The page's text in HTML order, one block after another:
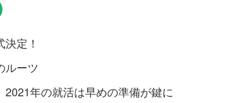
定！
ルーツ
年の就活は早めの準備が鍵に